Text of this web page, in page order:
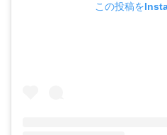
この投稿を